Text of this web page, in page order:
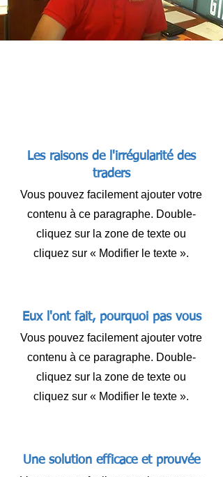
Les raisons de l'irrégularité des
traders
Vous pouvez facilement ajouter votre
contenu à ce paragraphe. Double-
cliquez sur la zone de texte ou
cliquez sur « Modifier le texte ».
Eux l'ont fait, pourquoi pas vous
Vous pouvez facilement ajouter votre
contenu à ce paragraphe. Double-
cliquez sur la zone de texte ou
cliquez sur « Modifier le texte ».
Une solution efficace et prouvée